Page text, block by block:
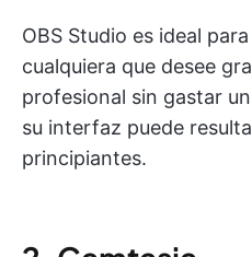
OBS Studio es ideal
cualquiera que desee
profesional sin gastar
su interfaz puede
principiantes.